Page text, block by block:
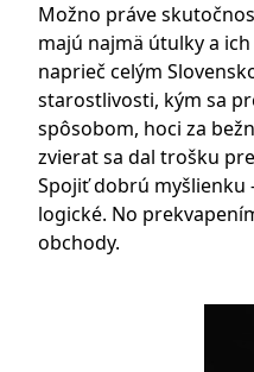
Možno práve
majú najmä útulky a
naprieč celým
starostlivosti, kým sa
spôsobom, hoci za
zvierat sa dal trošku
Spojiť dobrú myšlienku
logické. No
obchody.